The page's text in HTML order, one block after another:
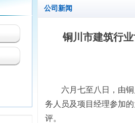
铜川市建筑行
六月七至八日，由
务人员及项目经理参加
评。
联系我们
公司新闻